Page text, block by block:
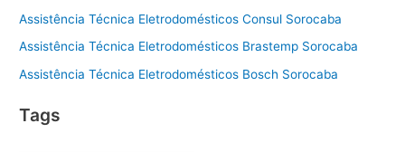
Assistência Técnica Eletrodomésticos Consul Sorocaba
Assistência Técnica Eletrodomésticos Brastemp Sorocaba
Assistência Técnica Eletrodomésticos Bosch Sorocaba
Tags